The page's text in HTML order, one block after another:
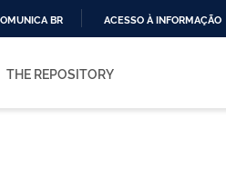
O
BR ACESSO À INFORMAÇÃO
THE REPOSITORY